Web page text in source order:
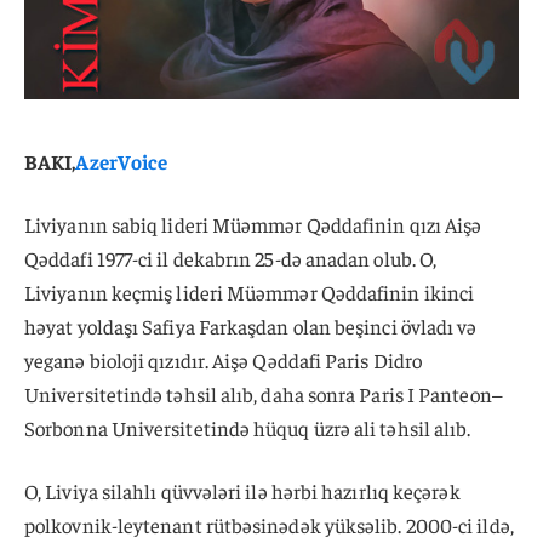
BAKI,AzerVoice
Liviyanın sabiq lideri Müəmmər Qəddafinin qızı Aişə
Qəddafi 1977-ci il dekabrın 25-də anadan olub. O,
Liviyanın keçmiş lideri Müəmmər Qəddafinin ikinci
həyat yoldaşı Safiya Farkaşdan olan beşinci övladı və
yeganə bioloji qızıdır. Aişə Qəddafi Paris Didro
Universitetində təhsil alıb, daha sonra Paris I Panteon–
Sorbonna Universitetində hüquq üzrə ali təhsil alıb.
O, Liviya silahlı qüvvələri ilə hərbi hazırlıq keçərək
polkovnik-leytenant rütbəsinədək yüksəlib. 2000-ci ildə,